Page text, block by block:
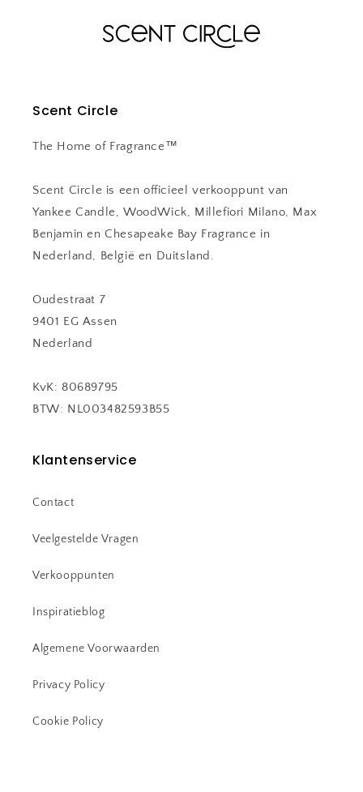
Scent Circle
The Home of Fragrance™
Scent Circle is een officieel verkooppunt van
Yankee Candle, WoodWick, Millefiori Milano, Max
Benjamin en Chesapeake Bay Fragrance in
Nederland, België en Duitsland.
Oudestraat 7
9401 EG Assen
Nederland
KvK: 80689795
BTW: NL003482593B55
Klantenservice
Contact
Veelgestelde Vragen
Verkooppunten
Inspiratieblog
Algemene Voorwaarden
Privacy Policy
Cookie Policy